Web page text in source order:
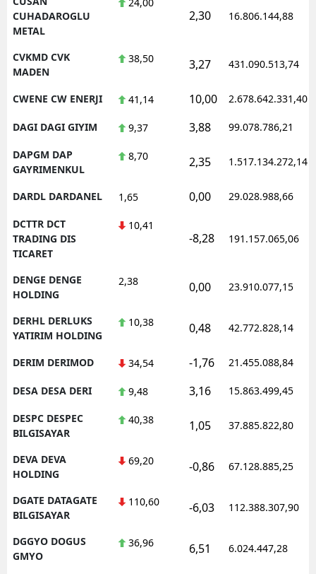
CUHADAROGLU
METAL
2,30 16.806.144,88
CVKMD CVK
MADEN
38,50 3,27 431.090.513,74
CWENE CW ENERJI 41,14 10,00 2.678.642.331,40
DAGI DAGI GIYIM 9,37 3,88 99.078.786,21
DAPGM DAP
GAYRIMENKUL
8,70 2,35 1.517.134.272,14
DARDL DARDANEL 1,65 0,00 29.028.988,66
DCTTR DCT
TRADING DIS
TICARET
10,41
-8,28 191.157.065,06
DENGE DENGE
HOLDING
2,38 0,00 23.910.077,15
DERHL DERLUKS
YATIRIM HOLDING
10,38 0,48 42.772.828,14
DERIM DERIMOD 34,54 -1,76 21.455.088,84
DESA DESA DERI 9,48 3,16 15.863.499,45
DESPC DESPEC
BILGISAYAR
40,38 1,05 37.885.822,80
DEVA DEVA
HOLDING
69,20 -0,86 67.128.885,25
DGATE DATAGATE
BILGISAYAR
110,60 -6,03 112.388.307,90
DGGYO DOGUS
GMYO
36,96 6,51 6.024.447,28